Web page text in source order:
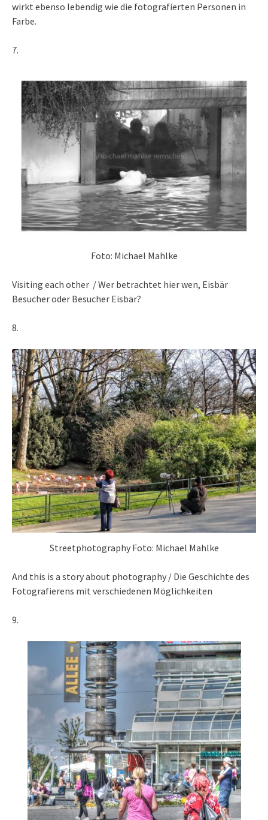
wirkt ebenso lebendig wie die fotografierten Personen in
Farbe.
7.
Foto: Michael Mahlke
Visiting each other / Wer betrachtet hier wen, Eisbär
Besucher oder Besucher Eisbär?
8.
Streetphotography Foto: Michael Mahlke
And this is a story about photography / Die Geschichte des
Fotografierens mit verschiedenen Möglichkeiten
9.